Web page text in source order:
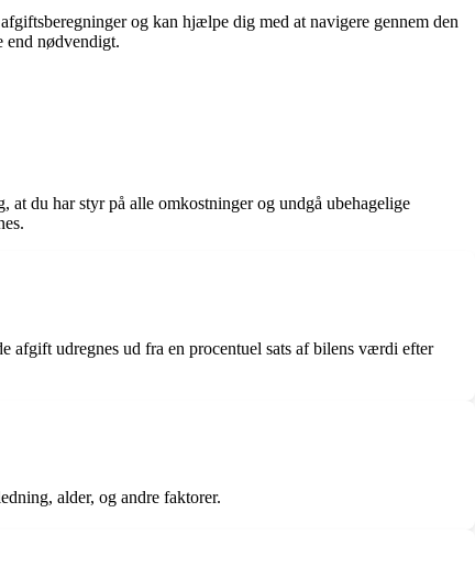
og kan hjælpe dig med at navigere gennem den
end nødvendigt.
du har styr på alle omkostninger og undgå ubehagelige
udregnes ud fra en procentuel sats af bilens værdi efter
alder, og andre faktorer.